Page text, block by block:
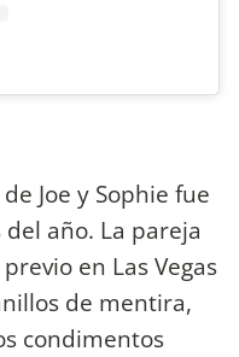
Joe y Sophie fue
año. La pareja
en Las Vegas
de mentira,
condimentos